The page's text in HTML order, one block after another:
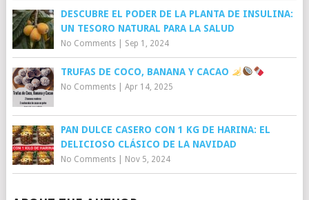
DESCUBRE EL PODER DE LA PLANTA DE INSULINA:
UN TESORO NATURAL PARA LA SALUD
No Comments| Sep 1, 2024
TRUFAS DE COCO, BANANA Y CACAO
No Comments| Apr 14, 2025
PAN DULCE CASERO CON 1 KG DE HARINA: EL
DELICIOSO CLÁSICO DE LA NAVIDAD
No Comments| Nov 5, 2024